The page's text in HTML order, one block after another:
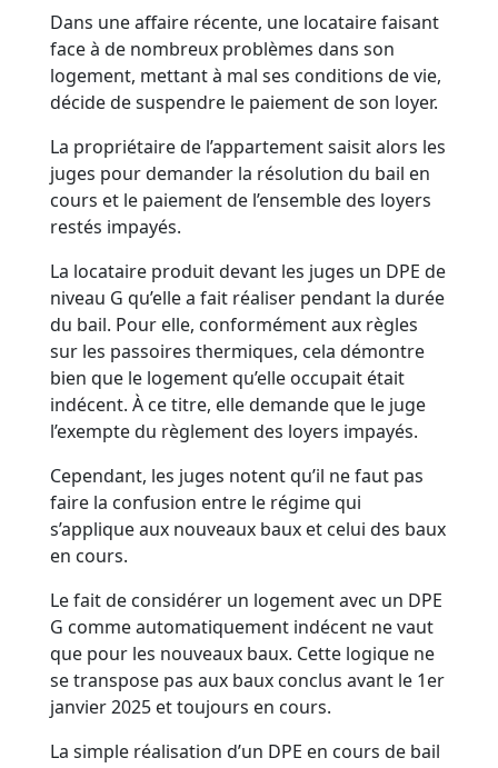
Dans une affaire récente, une locataire faisant
face à de nombreux problèmes dans son
logement, mettant à mal ses conditions de vie,
décide de suspendre le paiement de son loyer.
La propriétaire de l’appartement saisit alors les
juges pour demander la résolution du bail en
cours et le paiement de l’ensemble des loyers
restés impayés.
La locataire produit devant les juges un DPE de
niveau G qu’elle a fait réaliser pendant la durée
du bail. Pour elle, conformément aux règles
sur les passoires thermiques, cela démontre
bien que le logement qu’elle occupait était
indécent. À ce titre, elle demande que le juge
l’exempte du règlement des loyers impayés.
Cependant, les juges notent qu’il ne faut pas
faire la confusion entre le régime qui
s’applique aux nouveaux baux et celui des baux
en cours.
Le fait de considérer un logement avec un DPE
G comme automatiquement indécent ne vaut
que pour les nouveaux baux. Cette logique ne
se transpose pas aux baux conclus avant le 1er
janvier 2025 et toujours en cours.
La simple réalisation d’un DPE en cours de bail